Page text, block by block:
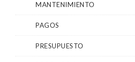
MANTENIMIENTO
PAGOS
PRESUPUESTO